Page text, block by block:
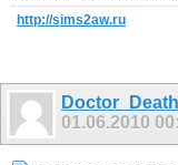
http://sims2aw.ru
Doctor_Death
01.06.2010